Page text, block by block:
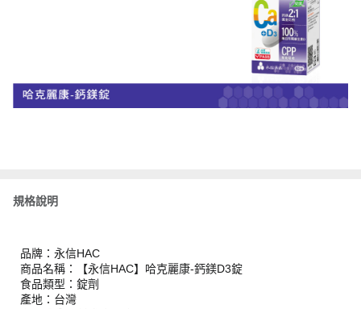
規格說明
品牌：永信HAC
商品名稱：【永信HAC】哈克麗康-鈣鎂D3錠
食品類型：錠劑
產地：台灣